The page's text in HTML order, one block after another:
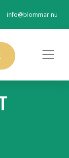
info@blommar.nu